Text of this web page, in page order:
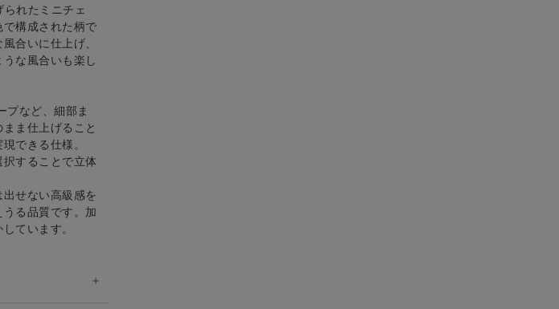
れたミニチェ
構成された柄で
合いに仕上げ、
な風合いも楽し
プなど、細部ま
ま仕上げること
できる仕様。
することで立体
せない高級感を
る品質です。加
ています。